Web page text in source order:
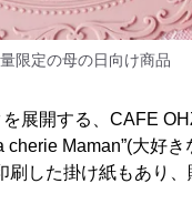
限定の母の日向け商品
展開する、CAFE
Maman”(大好
した掛け紙もあり